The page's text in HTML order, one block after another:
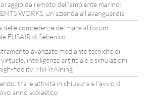
da remoto dell’ambiente marino:
WORKS, un’azienda all’avanguardia
delle competenze del mare al forum
EUSAIR di Sebenico
avanzato mediante tecniche di
intelligenza artificiale e simulazioni
fidelity: Hi4TrAIning
tra le attività in chiusura e l’avvio di
anno scolastico